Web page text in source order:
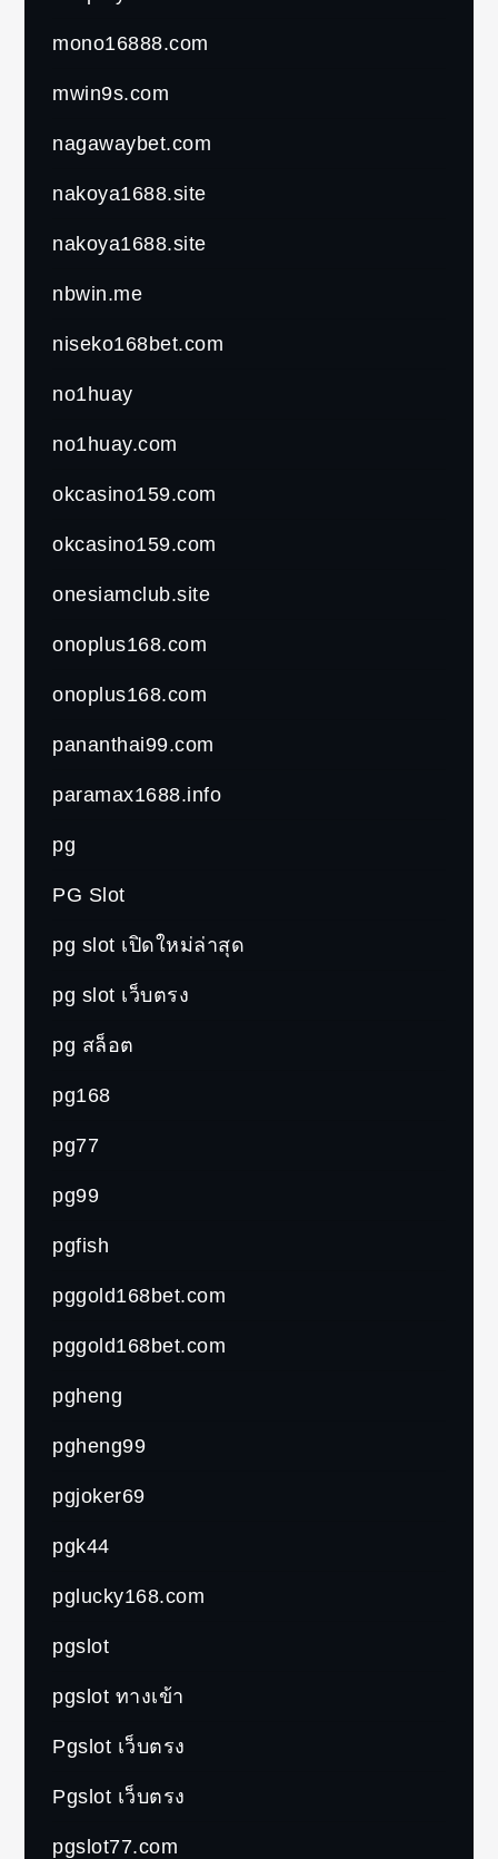
mono16888.com
mwin9s.com
nagawaybet.com
nakoya1688.site
nakoya1688.site
nbwin.me
niseko168bet.com
no1huay
no1huay.com
okcasino159.com
okcasino159.com
onesiamclub.site
onoplus168.com
onoplus168.com
pananthai99.com
paramax1688.info
pg
PG Slot
pg slot เปิดใหม่ล่าสุด
pg slot เว็บตรง
pg สล็อต
pg168
pg77
pg99
pgfish
pggold168bet.com
pggold168bet.com
pgheng
pgheng99
pgjoker69
pgk44
pglucky168.com
pgslot
pgslot ทางเข้า
Pgslot เว็บตรง
Pgslot เว็บตรง
pgslot77.com